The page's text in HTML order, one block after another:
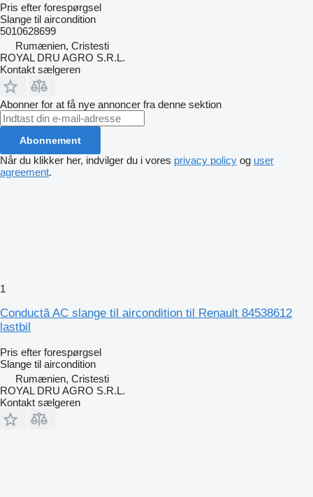
Pris efter forespørgsel
Slange til aircondition
5010628699
Rumænien, Cristesti
ROYAL DRU AGRO S.R.L.
Kontakt sælgeren
Abonner for at få nye annoncer fra denne sektion
Abonnement
Når du klikker her, indvilger du i vores privacy policy og user
agreement.
1
Conductă AC slange til aircondition til Renault 84538612
lastbil
Pris efter forespørgsel
Slange til aircondition
Rumænien, Cristesti
ROYAL DRU AGRO S.R.L.
Kontakt sælgeren